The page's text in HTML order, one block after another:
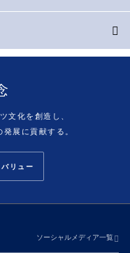
文化を創造し、
展に貢献する。
リュー
ソーシャルメディア一覧